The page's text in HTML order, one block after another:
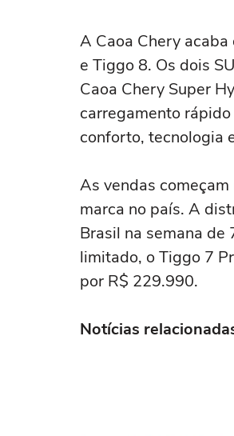
A Caoa Chery
e Tiggo 8. Os dois
Caoa Chery Super
carregamento
conforto, tecnologia
As vendas
marca no país. A
Brasil na semana de
limitado, o Tiggo 7
por R$ 229.990.
Notícias